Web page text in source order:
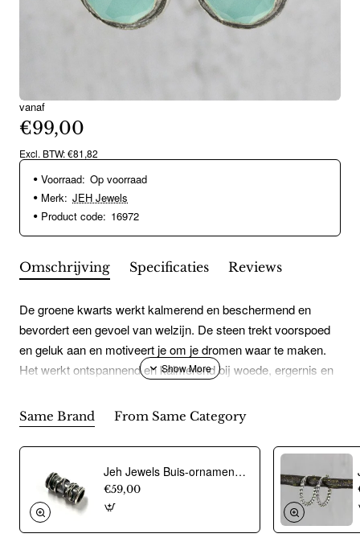
vanaf
€99,00
Excl. BTW: €81,82
Voorraad: Op voorraad
Merk: JEH Jewels
Product code: 16972
Omschrijving Specificaties Reviews
De groene kwarts werkt kalmerend en beschermend en
bevordert een gevoel van welzijn. De steen trekt voorspoed
en geluk aan en motiveert je om je dromen waar te maken.
Het werkt ontspannend en kalmerend bij woede, ergernis en
Same Brand From Same Category
Jeh Jewels Buis-ornament voor collier, zilver model 18939 (26mm.breed) - 12488
€59,00